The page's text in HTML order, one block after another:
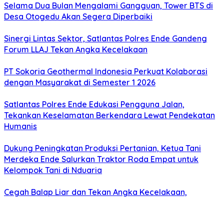
Selama Dua Bulan Mengalami Gangguan, Tower BTS di
Desa Otogedu Akan Segera Diperbaiki
Sinergi Lintas Sektor, Satlantas Polres Ende Gandeng
Forum LLAJ Tekan Angka Kecelakaan
PT Sokoria Geothermal Indonesia Perkuat Kolaborasi
dengan Masyarakat di Semester 1 2026
Satlantas Polres Ende Edukasi Pengguna Jalan,
Tekankan Keselamatan Berkendara Lewat Pendekatan
Humanis
Dukung Peningkatan Produksi Pertanian, Ketua Tani
Merdeka Ende Salurkan Traktor Roda Empat untuk
Kelompok Tani di Nduaria
Cegah Balap Liar dan Tekan Angka Kecelakaan,